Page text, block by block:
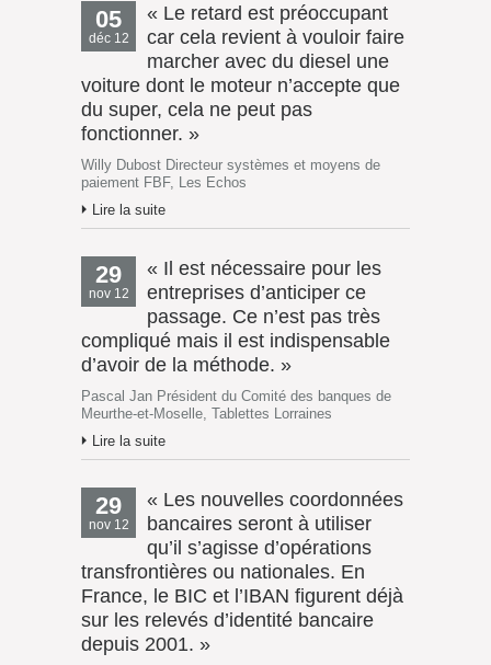
05
déc 12
« Le retard est préoccupant
car cela revient à vouloir faire
marcher avec du diesel une
voiture dont le moteur n’accepte que
du super, cela ne peut pas
fonctionner. »
Willy Dubost Directeur systèmes et moyens de
paiement FBF, Les Echos
Lire la suite
29
nov 12
« Il est nécessaire pour les
entreprises d’anticiper ce
passage. Ce n’est pas très
compliqué mais il est indispensable
d’avoir de la méthode. »
Pascal Jan Président du Comité des banques de
Meurthe-et-Moselle, Tablettes Lorraines
Lire la suite
29
nov 12
« Les nouvelles coordonnées
bancaires seront à utiliser
qu’il s’agisse d’opérations
transfrontières ou nationales. En
France, le BIC et l’IBAN figurent déjà
sur les relevés d’identité bancaire
depuis 2001. »